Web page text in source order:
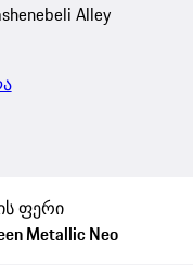
Alley
ფერი
Metallic Neo